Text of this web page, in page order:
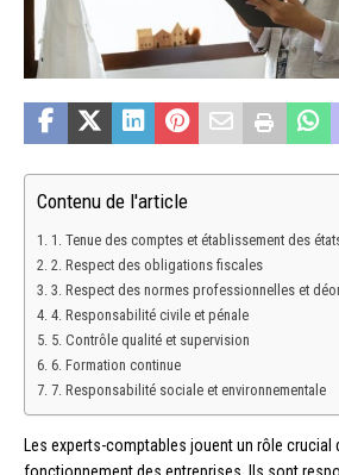
Contenu de l'article
1. Tenue des comptes et établissement des
2. Respect des obligations fiscales
3. Respect des normes professionnelles et
4. Responsabilité civile et pénale
5. Contrôle qualité et supervision
6. Formation continue
7. Responsabilité sociale et environnementale
Les experts-comptables jouent un rôle crucial